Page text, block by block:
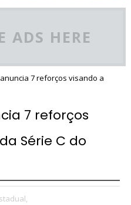
ADS HERE
7 reforços visando a
7 reforços
Série C do